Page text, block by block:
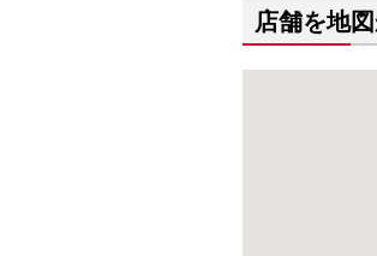
店舗を地